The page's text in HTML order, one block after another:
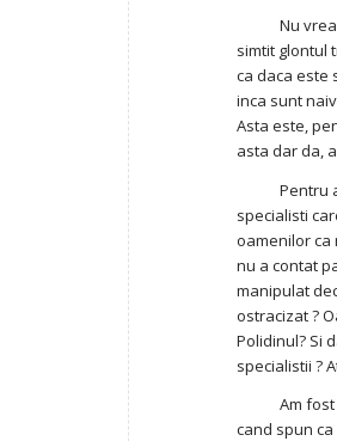
Nu vreau
simtit glontul
ca daca este
inca sunt
Asta este,
asta dar da,
Pentru
specialisti
oamenilor ca
nu a contat
manipulat
ostracizat ?
Polidinul? Si
specialistii ?
Am fost
cand spun